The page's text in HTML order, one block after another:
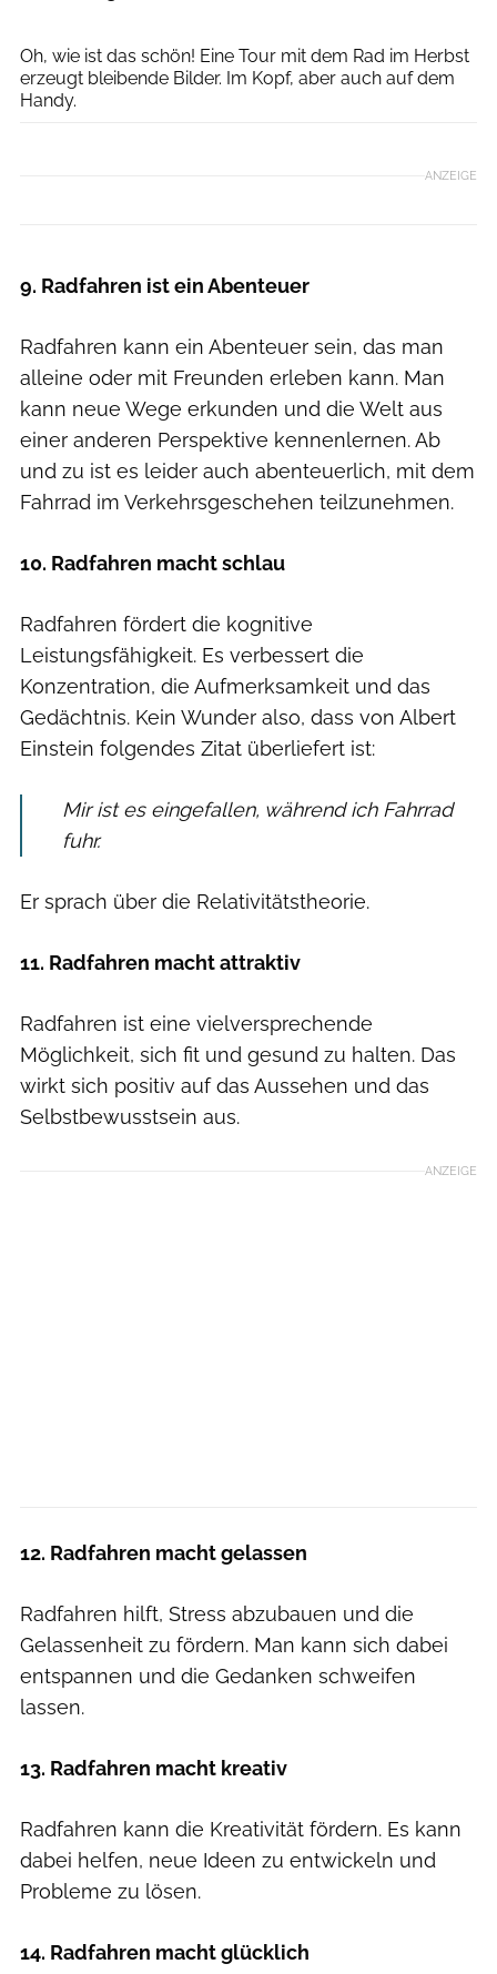
Oh, wie ist das schön! Eine Tour mit dem Rad im Herbst
erzeugt bleibende Bilder. Im Kopf, aber auch auf dem
Handy.
ANZEIGE
9. Radfahren ist ein Abenteuer
Radfahren kann ein Abenteuer sein, das man
alleine oder mit Freunden erleben kann. Man
kann neue Wege erkunden und die Welt aus
einer anderen Perspektive kennenlernen. Ab
und zu ist es leider auch abenteuerlich, mit dem
Fahrrad im Verkehrsgeschehen teilzunehmen.
10. Radfahren macht schlau
Radfahren fördert die kognitive
Leistungsfähigkeit. Es verbessert die
Konzentration, die Aufmerksamkeit und das
Gedächtnis. Kein Wunder also, dass von Albert
Einstein folgendes Zitat überliefert ist:
Mir ist es eingefallen, während ich Fahrrad
fuhr.
Er sprach über die Relativitätstheorie.
11. Radfahren macht attraktiv
Radfahren ist eine vielversprechende
Möglichkeit, sich fit und gesund zu halten. Das
wirkt sich positiv auf das Aussehen und das
Selbstbewusstsein aus.
ANZEIGE
12. Radfahren macht gelassen
Radfahren hilft, Stress abzubauen und die
Gelassenheit zu fördern. Man kann sich dabei
entspannen und die Gedanken schweifen
lassen.
13. Radfahren macht kreativ
Radfahren kann die Kreativität fördern. Es kann
dabei helfen, neue Ideen zu entwickeln und
Probleme zu lösen.
14. Radfahren macht glücklich